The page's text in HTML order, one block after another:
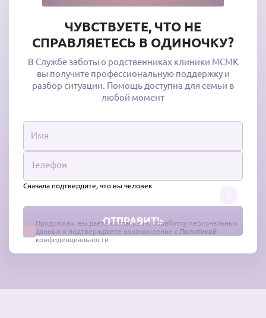
ЧУВСТВУЕТЕ, ЧТО НЕ
СПРАВЛЯЕТЕСЬ В ОДИНОЧКУ?
В Службе заботы о родственниках клиники МСМК
вы получите профессиональную поддержку и
разбор ситуации. Помощь доступна для семьи в
любой момент
Сначала подтвердите, что вы человек
Продолжая, вы даёте согласие на обработку персональных
данных и подтверждаете ознакомление с Политикой
конфиденциальности